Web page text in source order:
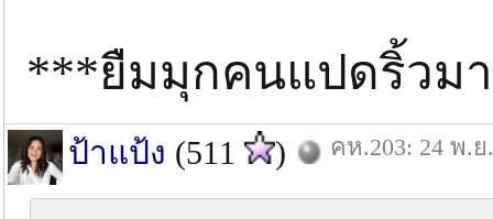
***ยืมมุกคนแปดริ้วม
ป้าแป้ง (511 ) คห.203: 24 พ.ย